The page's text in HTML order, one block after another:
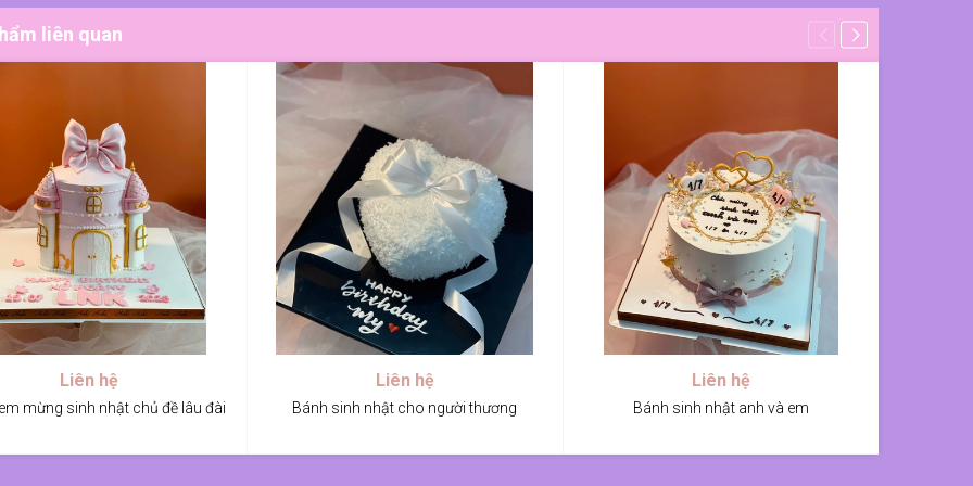
liên quan
Liên hệ
mừng sinh nhật chủ đề lâu đài
Liên hệ
Bánh sinh nhật cho người thương
Liên hệ
Bánh sinh nhật anh và em